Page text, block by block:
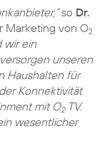
so Dr.
Marketing von O2
wir ein
unseren
Haushalten für
Konnektivität
mit O2TV.
wesentlicher